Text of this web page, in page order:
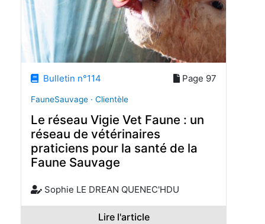
Bulletin n°114 Page 97
FauneSauvage · Clientèle
Le réseau Vigie Vet Faune : un
réseau de vétérinaires
praticiens pour la santé de la
Faune Sauvage
Sophie LE DREAN QUENEC'HDU
Lire l'article